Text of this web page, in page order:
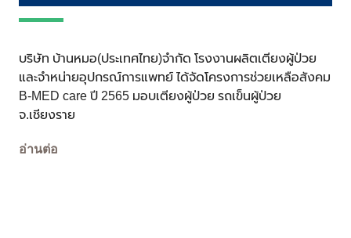
บริษัท บ้านหมอ(ประเทศไทย)จำกัด โรงงานผลิตเตียงผู้ป่วย
และจำหน่ายอุปกรณ์การแพทย์ ได้จัดโครงการช่วยเหลือสังคม
B-MED care ปี 2565 มอบเตียงผู้ป่วย รถเข็นผู้ป่วย
จ.เชียงราย
อ่านต่อ